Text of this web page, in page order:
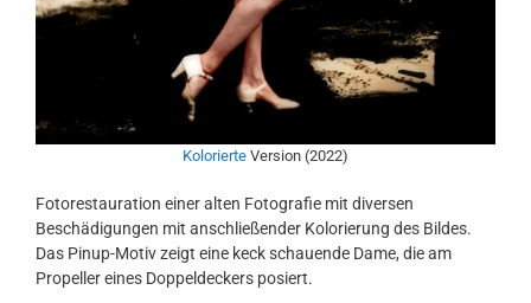
Kolorierte Version (2022)
Fotorestauration einer alten Fotografie mit diversen
Beschädigungen mit anschließender Kolorierung des Bildes.
Das Pinup-Motiv zeigt eine keck schauende Dame, die am
Propeller eines Doppeldeckers posiert.